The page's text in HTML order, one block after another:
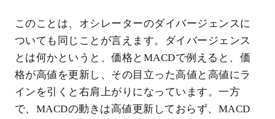
このことは、オシレーターのダイバージェンスに
ついても同じことが言えます。ダイバージェンス
とは何かというと、価格とMACDで例えると、価
格が高値を更新し、その目立った高値と高値にラ
インを引くと右肩上がりになっています。一方
で、MACDの動きは高値更新しておらず、MACD